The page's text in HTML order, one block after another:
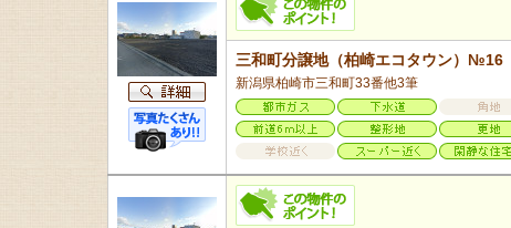
三和町分譲地（柏崎エコタウン）№16
新潟県柏崎市三和町33番他3筆